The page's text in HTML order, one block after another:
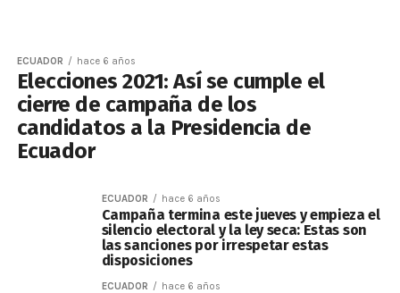
ECUADOR hace 6 años
Elecciones 2021: Así se cumple el
cierre de campaña de los
candidatos a la Presidencia de
Ecuador
ECUADOR hace 6 años
Campaña termina este jueves y empieza el
silencio electoral y la ley seca: Estas son
las sanciones por irrespetar estas
disposiciones
ECUADOR hace 6 años